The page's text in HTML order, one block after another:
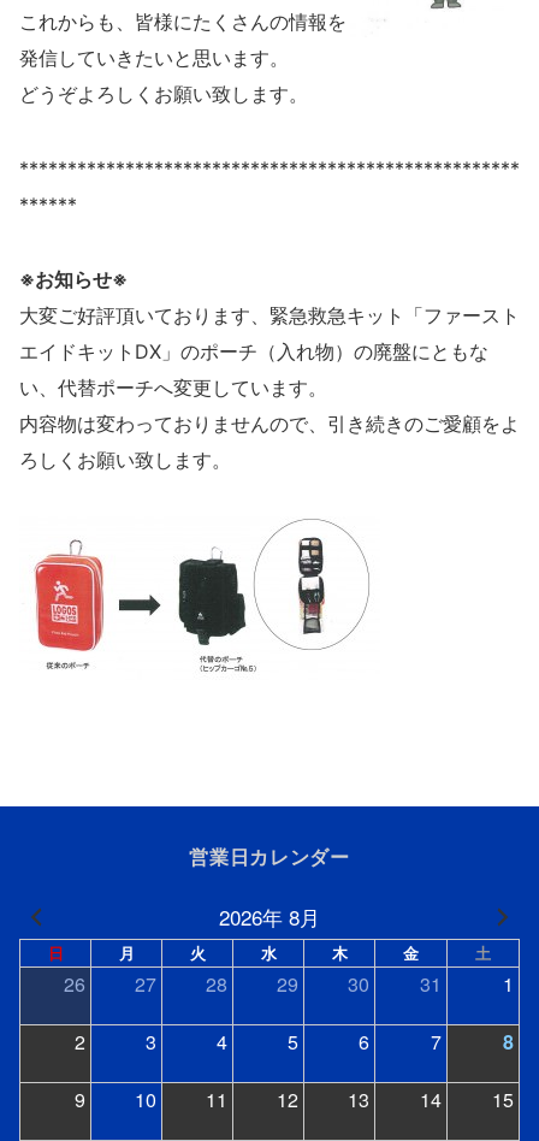
これからも、皆様にたくさんの情報を
発信していきたいと思います。
どうぞよろしくお願い致します。
****************************************************
******
※お知らせ※
大変ご好評頂いております、緊急救急キット「ファースト
エイドキットDX」のポーチ（入れ物）の廃盤にともな
い、代替ポーチへ変更しています。
内容物は変わっておりませんので、引き続きのご愛顧をよ
ろしくお願い致します。
営業日カレンダー
2026年 8月
日 月 火 水 木 金 土
26 27 28 29 30 31 1
2 3 4 5 6 7 8
9 10 11 12 13 14 15